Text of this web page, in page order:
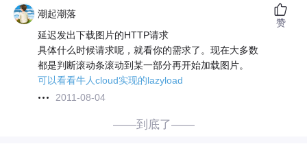
潮起潮落
延迟发出下载图片的HTTP请求
具体什么时候请求呢，就看你的需求了。现在大多数
都是判断滚动条滚动到某一部分再开始加载图片。
可以看看牛人cloud实现的lazyload
2011-08-04
赞
——到底了——